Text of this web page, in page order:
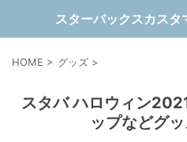
スターバックスカスタ
HOME > グッズ >
スタバ ハロウィン
ップなどグ